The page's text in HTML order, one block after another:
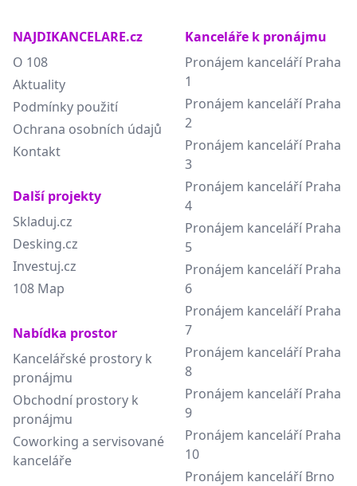
NAJDIKANCELARE.cz
O 108
Aktuality
Podmínky použití
Ochrana osobních údajů
Kontakt
Další projekty
Skladuj.cz
Desking.cz
Investuj.cz
108 Map
Nabídka prostor
Kancelářské prostory k
pronájmu
Obchodní prostory k
pronájmu
Coworking a servisované
kanceláře
Kanceláře k pronájmu
Pronájem kanceláří Praha
1
Pronájem kanceláří Praha
2
Pronájem kanceláří Praha
3
Pronájem kanceláří Praha
4
Pronájem kanceláří Praha
5
Pronájem kanceláří Praha
6
Pronájem kanceláří Praha
7
Pronájem kanceláří Praha
8
Pronájem kanceláří Praha
9
Pronájem kanceláří Praha
10
Pronájem kanceláří Brno